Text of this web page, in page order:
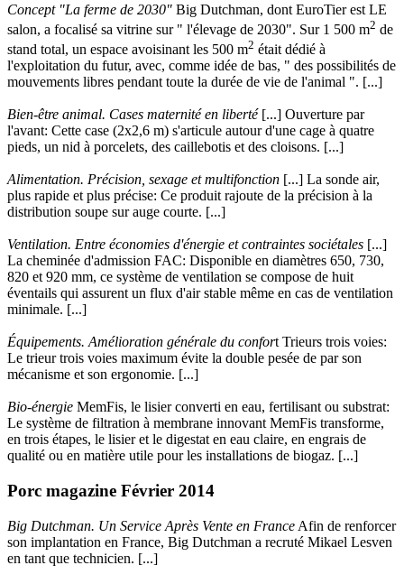
Concept "La ferme de 2030" Big Dutchman, dont EuroTier est LE
salon, a focalisé sa vitrine sur " l'élevage de 2030". Sur 1 500 m2 de
stand total, un espace avoisinant les 500 m2 était dédié à
l'exploitation du futur, avec, comme idée de bas, " des possibilités de
mouvements libres pendant toute la durée de vie de l'animal ". [...]
Bien-être animal. Cases maternité en liberté [...] Ouverture par
l'avant: Cette case (2x2,6 m) s'articule autour d'une cage à quatre
pieds, un nid à porcelets, des caillebotis et des cloisons. [...]
Alimentation. Précision, sexage et multifonction [...] La sonde air,
plus rapide et plus précise: Ce produit rajoute de la précision à la
distribution soupe sur auge courte. [...]
Ventilation. Entre économies d'énergie et contraintes sociétales [...]
La cheminée d'admission FAC: Disponible en diamètres 650, 730,
820 et 920 mm, ce système de ventilation se compose de huit
éventails qui assurent un flux d'air stable même en cas de ventilation
minimale. [...]
Équipements. Amélioration générale du confort Trieurs trois voies:
Le trieur trois voies maximum évite la double pesée de par son
mécanisme et son ergonomie. [...]
Bio-énergie MemFis, le lisier converti en eau, fertilisant ou substrat:
Le système de filtration à membrane innovant MemFis transforme,
en trois étapes, le lisier et le digestat en eau claire, en engrais de
qualité ou en matière utile pour les installations de biogaz. [...]
Porc magazine Février 2014
Big Dutchman. Un Service Après Vente en France Afin de renforcer
son implantation en France, Big Dutchman a recruté Mikael Lesven
en tant que technicien. [...]